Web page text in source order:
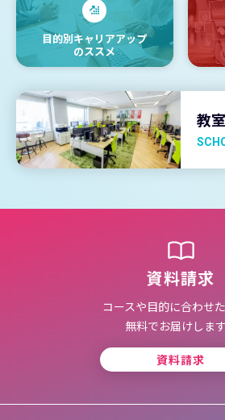
目的別キャリアアップ
のススメ
教
資料請求
コースや目的に合わせ
無料でお届けします
資料請求